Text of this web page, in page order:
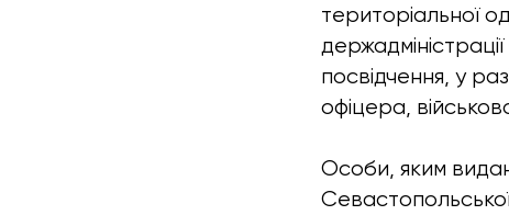
територіальної
посвідчення, у
офіцера,
Особи, яким
Севастопольської